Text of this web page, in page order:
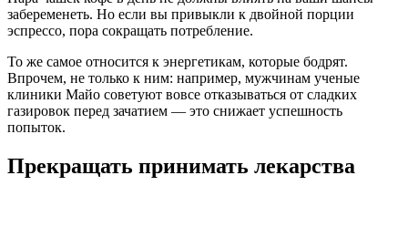
забеременеть. Но если вы привыкли к двойной порции
эспрессо, пора сокращать потребление.
То же самое относится к энергетикам, которые бодрят.
Впрочем, не только к ним: например, мужчинам ученые
клиники Майо советуют вовсе отказываться от сладких
газировок перед зачатием — это снижает успешность
попыток.
Прекращать принимать лекарства